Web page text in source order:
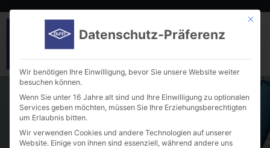
Mit
Datenschutz-Präferenz
Wir benötigen Ihre Einwilligung, bevor Sie unsere Website weiter
besuchen können.
Wenn Sie unter 16 Jahre alt sind und Ihre Einwilligung zu optionalen
Services geben möchten, müssen Sie Ihre Erziehungsberechtigten
um Erlaubnis bitten.
Wir verwenden Cookies und andere Technologien auf unserer
Website. Einige von ihnen sind essenziell, während andere uns